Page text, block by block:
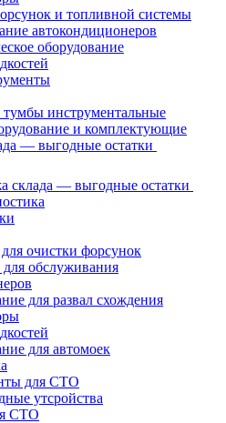
и топливной системы
автокондиционеров
оборудование
инструментальные
и комплектующие
— выгодные остатки
склада — выгодные остатки
очистки форсунок
для обслуживания
для развал схождения
для автомоек
для СТО
утсройства
СТО